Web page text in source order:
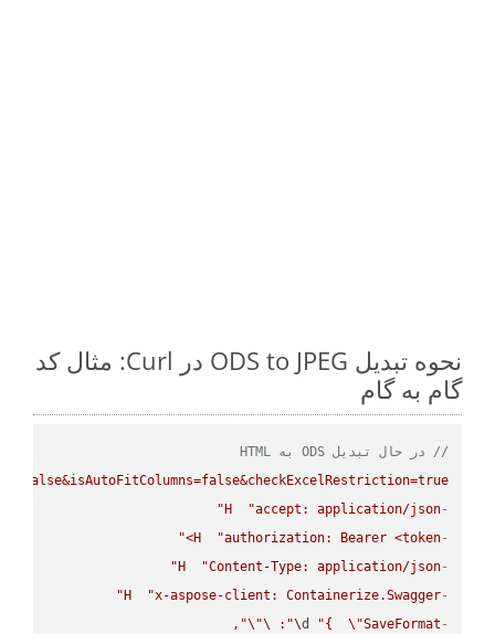
نحوه تبدیل ODS to JPEG در Curl: مثال کد
گام به گام
// در حال تبدیل ODS به HTML
-
H
"accept: application/json"
-
H
"authorization: Bearer <token>"
-
H
"Content-Type: application/json"
-
H
"x-aspose-client: Containerize.Swagger"
-
d "{ \"SaveFormat
\"
:
\"
\"